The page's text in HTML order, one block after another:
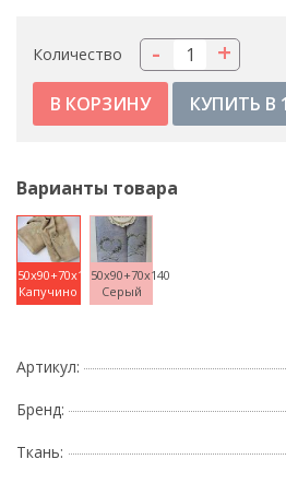
Количество +
-
КУПИТЬ В
Варианты товара
50x90+70x140
Капучино
50x90+70x140
Серый
Артикул:
Бренд:
Ткань: